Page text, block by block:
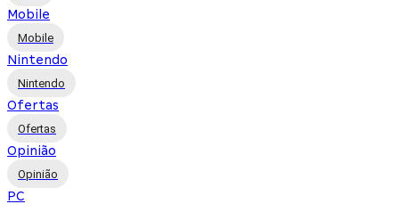
Mobile
Mobile
Nintendo
Nintendo
Ofertas
Ofertas
Opinião
Opinião
PC